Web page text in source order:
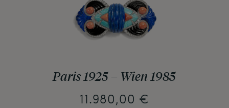
Paris 1925 – Wien 1985
11.980,00 €